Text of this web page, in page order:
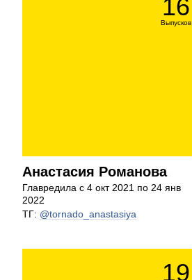
16
Выпусков
Анастасия Романова
Главредила с 4 окт 2021 по 24 янв
2022
ТГ: @tornado_anastasiya
19